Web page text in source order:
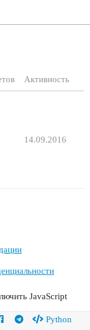
Активность
14.09.2016
JavaScript
Python